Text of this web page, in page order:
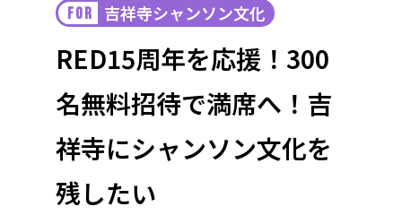
プロジェクトからさがす 注目
カテゴリーからさがす 国際協力
医療・福祉
人権・マイノリティ
注目 新着
支援金額が多い
支援人数が多い
終了日が近い
カテゴリーからさがす
国際協力 医療・福祉
子ども・教育
環境・エシカル
人権・マイノリティ
社会貢献
地域からさがす
FOR 吉祥寺シャンソン文化
RED15周年を応援！300
名無料招待で満席へ！吉
祥寺にシャンソン文化を
残したい